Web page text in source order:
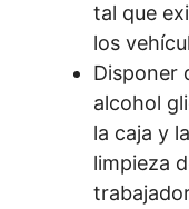
tal que
los
Disponer
alcohol
la caja y
limpieza